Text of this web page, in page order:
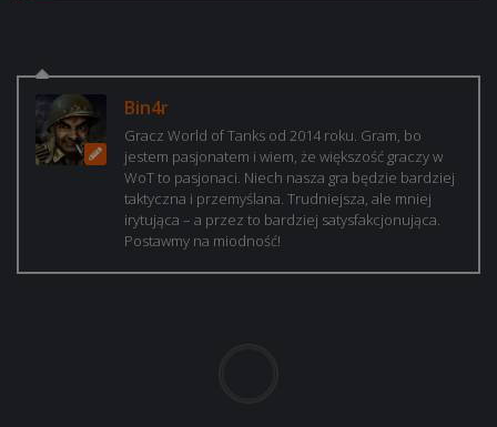
Bin4r
Gracz World of Tanks od 2014 roku. Gram, bo
jestem pasjonatem i wiem, że większość graczy w
WoT to pasjonaci. Niech nasza gra będzie bardziej
taktyczna i przemyślana. Trudniejsza, ale mniej
irytująca – a przez to bardziej satysfakcjonująca.
Postawmy na miodność!